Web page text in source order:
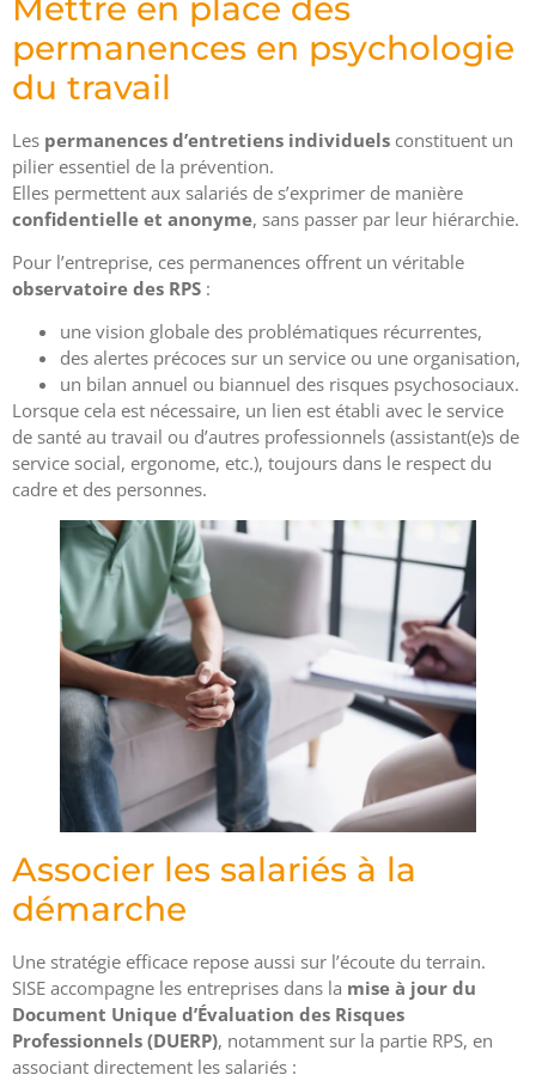
permanences en psychologie
du travail
Les permanences d’entretiens individuels constituent un
pilier essentiel de la prévention.
Elles permettent aux salariés de s’exprimer de manière
confidentielle et anonyme, sans passer par leur hiérarchie.
Pour l’entreprise, ces permanences offrent un véritable
observatoire des RPS :
une vision globale des problématiques récurrentes,
des alertes précoces sur un service ou une organisation,
un bilan annuel ou biannuel des risques psychosociaux.
Lorsque cela est nécessaire, un lien est établi avec le service
de santé au travail ou d’autres professionnels (assistant(e)s de
service social, ergonome, etc.), toujours dans le respect du
cadre et des personnes.
Associer les salariés à la
démarche
Une stratégie efficace repose aussi sur l’écoute du terrain.
SISE accompagne les entreprises dans la mise à jour du
Document Unique d’Évaluation des Risques
Professionnels (DUERP), notamment sur la partie RPS, en
associant directement les salariés :